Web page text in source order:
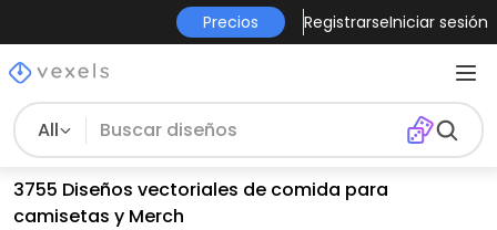
Precios RegistrarseIniciar sesión
All
3755 Diseños vectoriales de comida para
camisetas y Merch